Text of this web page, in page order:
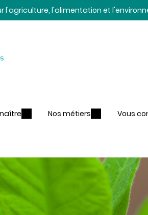
l'agriculture, l'alimentation et
Nos métiers Vous